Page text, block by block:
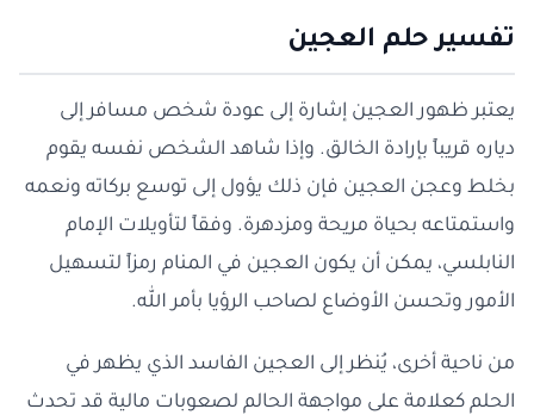
تفسير حلم العجين
يعتبر ظهور العجين إشارة إلى عودة شخص مسافر إلى
دياره قريباً بإرادة الخالق. وإذا شاهد الشخص نفسه يقوم
بخلط وعجن العجين فإن ذلك يؤول إلى توسع بركاته ونعمه
واستمتاعه بحياة مريحة ومزدهرة. وفقاً لتأويلات الإمام
النابلسي، يمكن أن يكون العجين في المنام رمزاً لتسهيل
الأمور وتحسن الأوضاع لصاحب الرؤيا بأمر الله.
من ناحية أخرى، يُنظر إلى العجين الفاسد الذي يظهر في
الحلم كعلامة على مواجهة الحالم لصعوبات مالية قد تحدث